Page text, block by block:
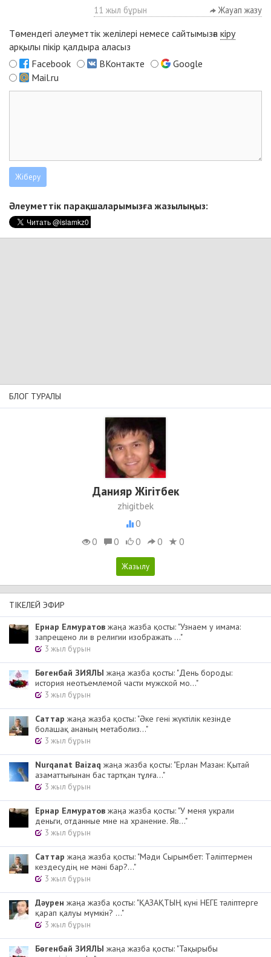
11 жыл бұрын Жауап жазу
Төмендегі әлеуметтік желілері немесе сайтымызға кіру
арқылы пікір қалдыра аласыз
Facebook
ВКонтакте
Google
Mail.ru
Әлеуметтік парақшаларымызға жазылыңыз:
БЛОГ ТУРАЛЫ
Данияр Жігітбек
zhigitbek
0
0
0 0 0 0
ТІКЕЛЕЙ ЭФИР
Ернар Елмуратов жаңа жазба қосты: "Узнаем у имама:
запрещено ли в религии изображать ..."
3 жыл бұрын
Бөгенбай ЗИЯЛЫ жаңа жазба қосты: "День бороды:
история неотъемлемой части мужской мо..."
3 жыл бұрын
Cаттар жаңа жазба қосты: "Әке гені жүктілік кезінде
болашақ ананың метаболиз..."
3 жыл бұрын
Nurqanat Baizaq жаңа жазба қосты: "Ерлан Мазан: Қытай
азаматтығынан бас тартқан тұлға..."
3 жыл бұрын
Ернар Елмуратов жаңа жазба қосты: "У меня украли
деньги, отданные мне на хранение. Яв..."
3 жыл бұрын
Cаттар жаңа жазба қосты: "Мәди Сырымбет: Тәліптермен
кездесудің не мәні бар?..."
3 жыл бұрын
Дәурен жаңа жазба қосты: "ҚАЗАҚТЫҢ күні НЕГЕ тәліптерге
қарап қалуы мүмкін? ..."
3 жыл бұрын
Бөгенбай ЗИЯЛЫ жаңа жазба қосты: "Тақырыбы